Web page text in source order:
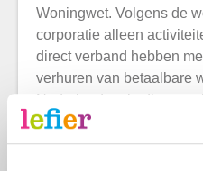
Woningwet. Volgens de
corporatie alleen
direct verband hebben
verhuren van betaalbare
Nederland en in direct
huurders.